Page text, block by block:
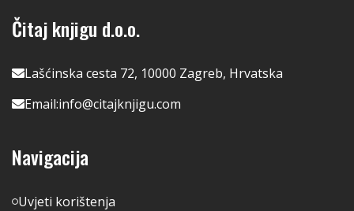
Čitaj knjigu d.o.o.
Lašćinska cesta 72, 10000 Zagreb, Hrvatska
Email:info@citajknjigu.com
Navigacija
Uvjeti korištenja